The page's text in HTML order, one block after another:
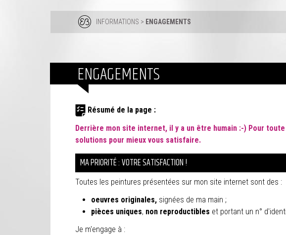
INFORMATIONS > ENGAGEMENTS
ENGAGEMENTS
Résumé de la page :
Derrière mon site internet, il y a un être humain :-) Pour
solutions pour mieux vous satisfaire.
MA PRIORITÉ : VOTRE SATISFACTION !
Toutes les peintures présentées sur mon site internet sont des :
oeuvres originales, signées de ma main ;
pièces uniques, non reproductibles et portant un n°
Je m'engage à :